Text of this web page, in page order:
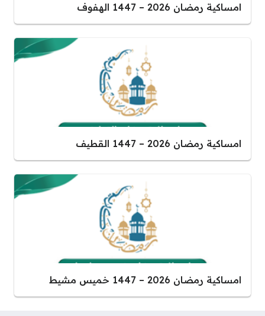
امساكية رمضان 2026 – 1447 الهفوف
امساكية رمضان 2026 – 1447 القطيف
امساكية رمضان 2026 – 1447 خميس مشيط